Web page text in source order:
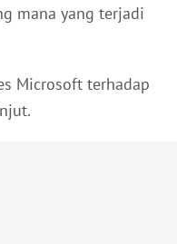
mana yang terjadi
Microsoft terhadap